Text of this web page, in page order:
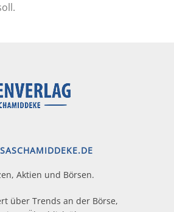
Aktien und Börsen.
über Trends an der Börse,